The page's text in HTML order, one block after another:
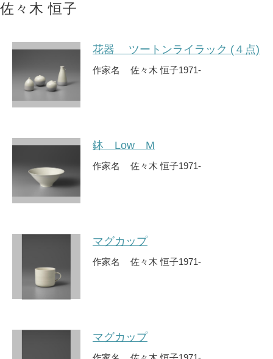
佐々木 恒子
花器 ツートンライラック (４点)
作家名 佐々木 恒子1971-
鉢 Low M
作家名 佐々木 恒子1971-
マグカップ
作家名 佐々木 恒子1971-
マグカップ